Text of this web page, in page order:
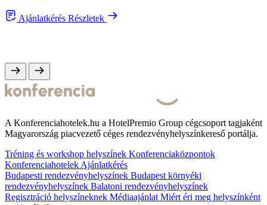
Ajánlatkérés Részletek
A Konferenciahotelek.hu a HotelPremio Group cégcsoport tagjaként
Magyarország piacvezető céges rendezvényhelyszínkereső portálja.
Tréning és workshop helyszínek Konferenciaközpontok
Konferenciahotelek Ajánlatkérés
Budapesti rendezvényhelyszínek Budapest környéki
rendezvényhelyszínek Balatoni rendezvényhelyszínek
Regisztráció helyszíneknek Médiaajánlat Miért éri meg helyszínként